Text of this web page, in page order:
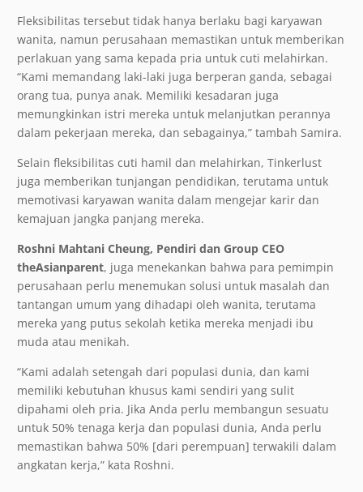
Fleksibilitas tersebut tidak hanya berlaku bagi karyawan
wanita, namun perusahaan memastikan untuk memberikan
perlakuan yang sama kepada pria untuk cuti melahirkan.
“Kami memandang laki-laki juga berperan ganda, sebagai
orang tua, punya anak. Memiliki kesadaran juga
memungkinkan istri mereka untuk melanjutkan perannya
dalam pekerjaan mereka, dan sebagainya,” tambah Samira.
Selain fleksibilitas cuti hamil dan melahirkan, Tinkerlust
juga memberikan tunjangan pendidikan, terutama untuk
memotivasi karyawan wanita dalam mengejar karir dan
kemajuan jangka panjang mereka.
Roshni Mahtani Cheung, Pendiri dan Group CEO
theAsianparent, juga menekankan bahwa para pemimpin
perusahaan perlu menemukan solusi untuk masalah dan
tantangan umum yang dihadapi oleh wanita, terutama
mereka yang putus sekolah ketika mereka menjadi ibu
muda atau menikah.
“Kami adalah setengah dari populasi dunia, dan kami
memiliki kebutuhan khusus kami sendiri yang sulit
dipahami oleh pria. Jika Anda perlu membangun sesuatu
untuk 50% tenaga kerja dan populasi dunia, Anda perlu
memastikan bahwa 50% [dari perempuan] terwakili dalam
angkatan kerja,” kata Roshni.